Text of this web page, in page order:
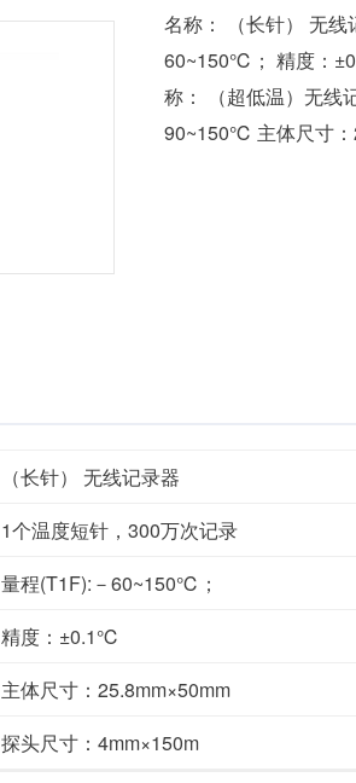
名称： （长针） 无线
60~150℃； 精度：
称： （超低温）无线
90~150℃ 主体尺寸：
（长针） 无线记录器
1个温度短针，300万次记录
量程(T1F):－60~150℃；
精度：±0.1℃
主体尺寸：25.8mm×50mm
探头尺寸：4mm×150m